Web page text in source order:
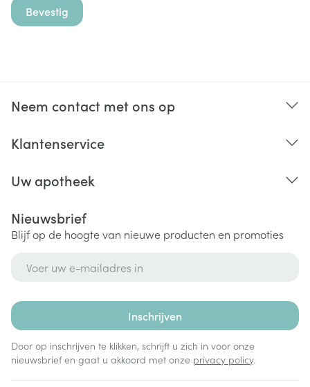
Bevestig
Neem contact met ons op
Klantenservice
Uw apotheek
Nieuwsbrief
Blijf op de hoogte van nieuwe producten en promoties
Inschrijven
Door op inschrijven te klikken, schrijft u zich in voor onze
nieuwsbrief en gaat u akkoord met onze privacy policy.